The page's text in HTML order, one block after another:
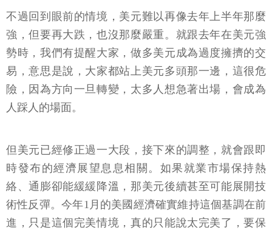
不過回到眼前的情境，美元難以再像去年上半年那麼
強，但要再大跌，也沒那麼嚴重。就跟去年在美元強
勢時，我們有提醒大家，做多美元成為過度擁擠的交
易，意思是說，大家都站上美元多頭那一邊，這很危
險，因為方向一旦轉變，太多人想急著出場，會成為
人踩人的場面。
但美元已經修正過一大段，接下來的調整，就會跟即
時發布的經濟展望息息相關。如果就業市場保持熱
絡、通膨卻能緩緩降溫，那美元後續甚至可能展開技
術性反彈。今年1月的美國經濟確實維持這個基調在前
進，只是這個完美情境，真的只能說太完美了，要保